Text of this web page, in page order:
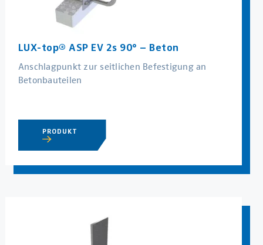
LUX-top® ASP EV 2s 90° – Beton
Anschlagpunkt zur seitlichen Befestigung an
Betonbauteilen
PRODUKT